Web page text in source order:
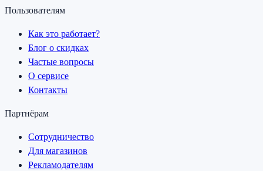
Пользователям
Как это работает?
Блог о скидках
Частые вопросы
О сервисе
Контакты
Партнёрам
Сотрудничество
Для магазинов
Рекламодателям